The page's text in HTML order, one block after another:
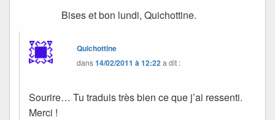
Bises et bon lundi, Quichottine.
Quichottine
dans14/02/2011 à 12:22a dit :
Sourire… Tu traduis très bien ce que j’ai ressenti.
Merci !